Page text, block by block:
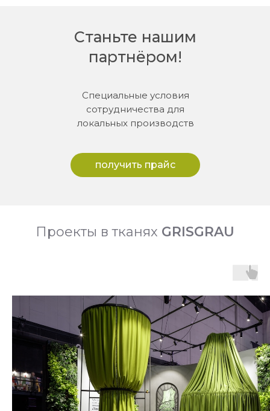
Станьте нашим
партнёром!
Специальные условия
сотрудничества для
локальных производств
получить прайс
Проекты в тканях GRISGRAU